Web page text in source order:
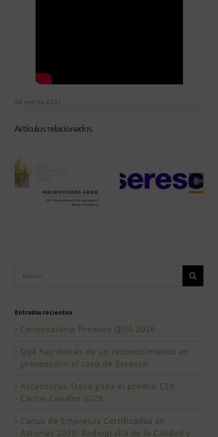
26 marzo 2021
Artículos relacionados
Entradas recientes
Convocatoria Premios QSIA 2026
Qué hay detrás de un reconocimiento en
prevención: el caso de Seresco
Ascensores Tresa gana el premio CEX
Carlos Canales 2026
Censo de Empresas Certificadas en
Asturias 2025: Radiografía de la Calidad y